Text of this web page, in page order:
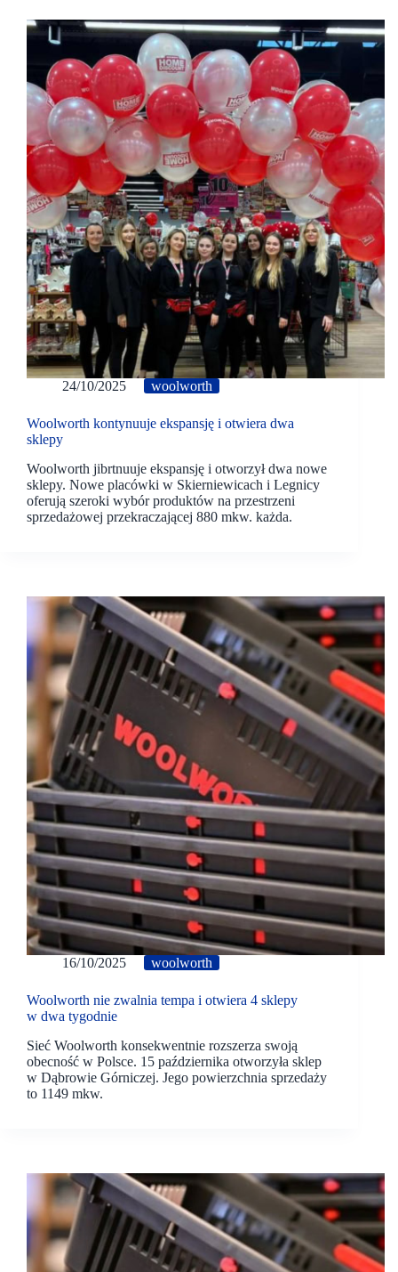
24/10/2025 woolworth
Woolworth kontynuuje ekspansję i otwiera dwa
sklepy
Woolworth jibrtnuuje ekspansję i otworzył dwa nowe
sklepy. Nowe placówki w Skierniewicach i Legnicy
oferują szeroki wybór produktów na przestrzeni
sprzedażowej przekraczającej 880 mkw. każda.
16/10/2025 woolworth
Woolworth nie zwalnia tempa i otwiera 4 sklepy
w dwa tygodnie
Sieć Woolworth konsekwentnie rozszerza swoją
obecność w Polsce. 15 października otworzyła sklep
w Dąbrowie Górniczej. Jego powierzchnia sprzedaży
to 1149 mkw.